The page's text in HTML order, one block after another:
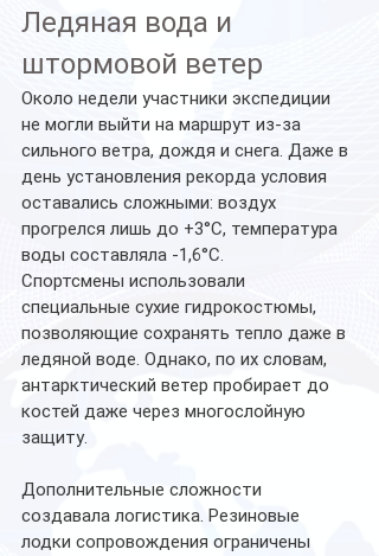
Ледяная вода и
штормовой ветер
Около недели участники экспедиции
не могли выйти на маршрут из-за
сильного ветра, дождя и снега. Даже в
день установления рекорда условия
оставались сложными: воздух
прогрелся лишь до +3°С, температура
воды составляла -1,6°С.
Спортсмены использовали
специальные сухие гидрокостюмы,
позволяющие сохранять тепло даже в
ледяной воде. Однако, по их словам,
антарктический ветер пробирает до
костей даже через многослойную
защиту.
Дополнительные сложности
создавала логистика. Резиновые
лодки сопровождения ограничены